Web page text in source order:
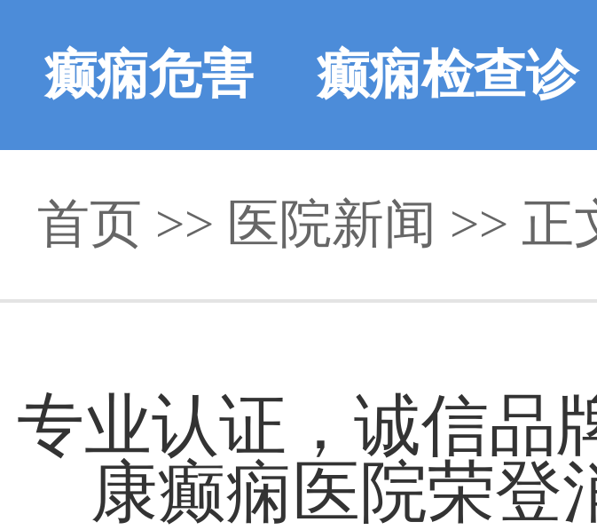
癫痫危害 癫痫检查诊
断
首页 >> 医院新闻 >> 正
专业认证，诚信品
康癫痫医院荣登